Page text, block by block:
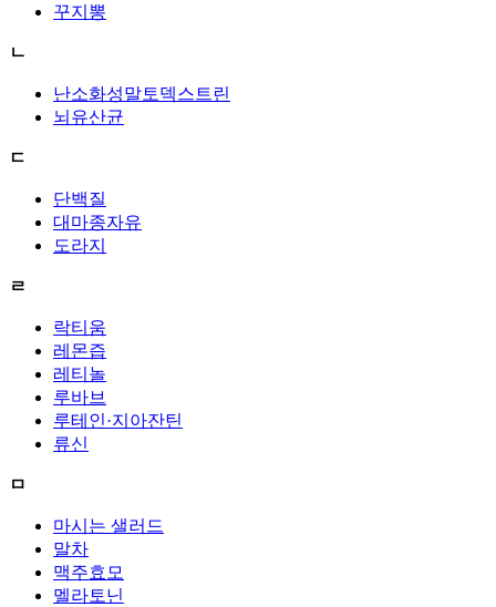
꾸지뽕
ㄴ
난소화성말토덱스트린
뇌유산균
ㄷ
단백질
대마종자유
도라지
ㄹ
락티움
레몬즙
레티놀
루바브
루테인·지아잔틴
류신
ㅁ
마시는 샐러드
말차
맥주효모
멜라토닌